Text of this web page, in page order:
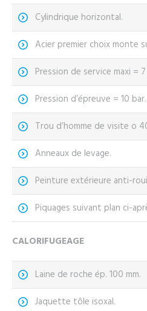
Cylindrique horizontal.
Acier premier choix monte
Pression de service maxi =
Pression d’épreuve = 10 bar.
Trou d’homme de visite o
Anneaux de levage.
Peinture extérieure anti-
Piquages suivant plan ci-
CALORIFUGEAGE
Laine de roche ép. 100 mm.
Jaquette tôle isoxal.